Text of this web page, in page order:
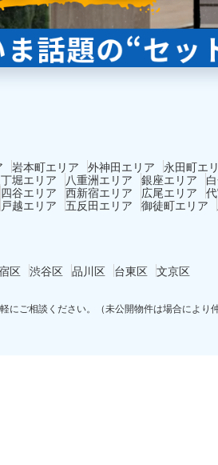
岩本町エリア 外神田エリア
永田町エ
堀エリア 八重洲エリア 銀座エリア
四谷エリア 西新宿エリア 広尾エリア
戸越エリア 五反田エリア 御徒町エリア
区 渋谷区 品川区 台東区 文京区
にご相談ください。（未公開物件は場合により